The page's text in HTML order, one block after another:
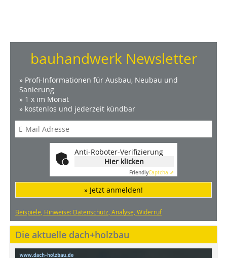
bauhandwerk Newsletter
» Profi-Informationen für Ausbau, Neubau und
Sanierung
» 1 x im Monat
» kostenlos und jederzeit kündbar
Anti-Roboter-Verifizierung
Hier klicken
FriendlyCaptcha ⇗
» Jetzt anmelden!
Beispiele, Hinweise: Datenschutz, Analyse, Widerruf
Die aktuelle dach+holzbau